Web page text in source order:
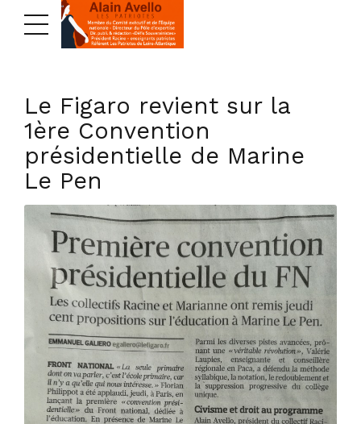
Le Figaro revient sur la
1ère Convention
présidentielle de Marine
Le Pen